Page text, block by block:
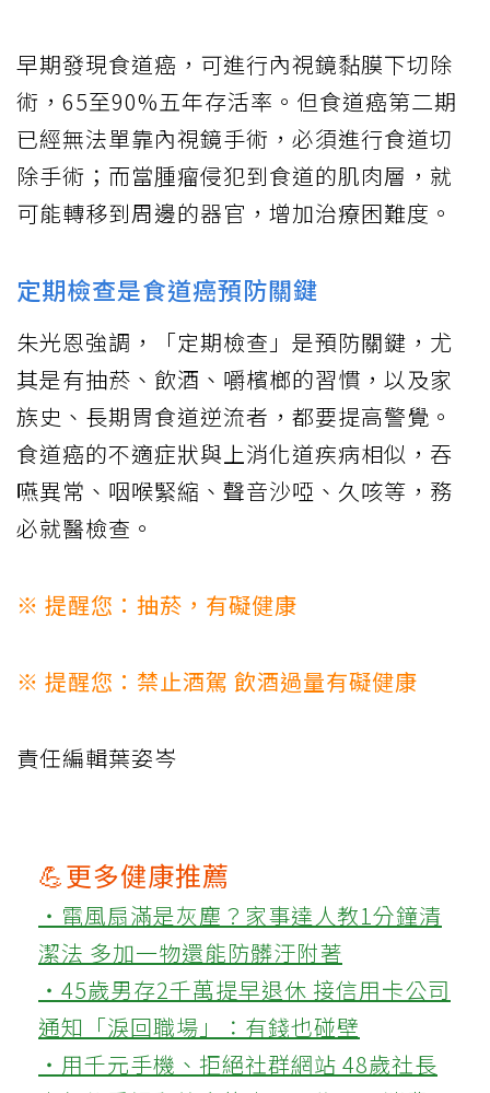
早期發現食道癌，可進行內視鏡黏膜下切除
術，65至90%五年存活率。但食道癌第二期
已經無法單靠內視鏡手術，必須進行食道切
除手術；而當腫瘤侵犯到食道的肌肉層，就
可能轉移到周邊的器官，增加治療困難度。
定期檢查是食道癌預防關鍵
朱光恩強調，「定期檢查」是預防關鍵，尤
其是有抽菸、飲酒、嚼檳榔的習慣，以及家
族史、長期胃食道逆流者，都要提高警覺。
食道癌的不適症狀與上消化道疾病相似，吞
嚥異常、咽喉緊縮、聲音沙啞、久咳等，務
必就醫檢查。
※ 提醒您：抽菸，有礙健康
※ 提醒您：禁止酒駕 飲酒過量有礙健康
責任編輯葉姿岑
💪更多健康推薦
‧電風扇滿是灰塵？家事達人教1分鐘清
潔法 多加一物還能防髒汙附著
‧45歲男存2千萬提早退休 接信用卡公司
通知「淚回職場」：有錢也碰壁
‧用千元手機、拒絕社群網站 48歲社長